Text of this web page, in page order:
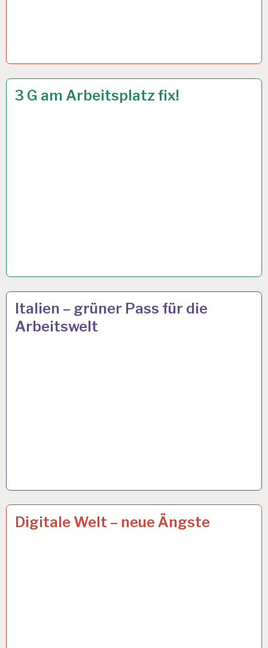
50PLUS…
3 G am Arbeitsplatz fix!
19 OKT. 2021
50PLUS…
Italien – grüner Pass für die
Arbeitswelt
15 OKT. 2021
ARBEIT
UND
Digitale Welt – neue Ängste
6 OKT. 2021